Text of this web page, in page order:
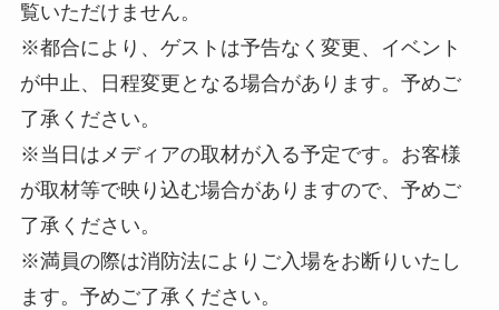
覧いただけません。
※都合により、ゲストは予告なく変更、イベント
が中止、日程変更となる場合があります。予めご
了承ください。
※当日はメディアの取材が入る予定です。お客様
が取材等で映り込む場合がありますので、予めご
了承ください。
※満員の際は消防法によりご入場をお断りいたし
ます。予めご了承ください。